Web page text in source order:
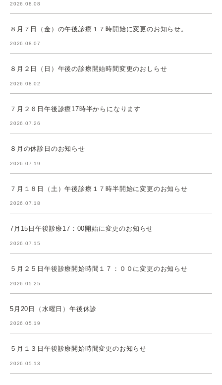
2026.08.08
８月７日（金）の午後診療１７時開始に変更のお知らせ。
2026.08.07
８月２日（日）午後の診療開始時間変更のおしらせ
2026.08.02
７月２６日午後診療17時半からになります
2026.07.26
８月の休診日のお知らせ
2026.07.19
７月１８日（土）午後診療１７時半開始に変更のお知らせ
2026.07.18
7月15日午後診療17：00開始に変更のお知らせ
2026.07.15
５月２５日午後診療開始時間１７：００に変更のお知らせ
2026.05.25
5月20日（水曜日）午後休診
2026.05.19
５月１３日午後診療開始時間変更のお知らせ
2026.05.13